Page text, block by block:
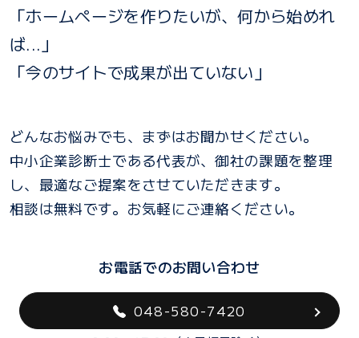
「ホームページを作りたいが、何から始めれ
ば...」
「今のサイトで成果が出ていない」
どんなお悩みでも、まずはお聞かせください。
中小企業診断士である代表が、御社の課題を整理
し、最適なご提案をさせていただきます。
相談は無料です。お気軽にご連絡ください。
お電話でのお問い合わせ
048-580-7420